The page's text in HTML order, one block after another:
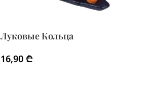
Луковые Кольца
16,90 ₾